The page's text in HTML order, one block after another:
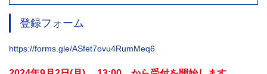
登録フォーム
https://forms.gle/ASfet7ovu4RumMeq6